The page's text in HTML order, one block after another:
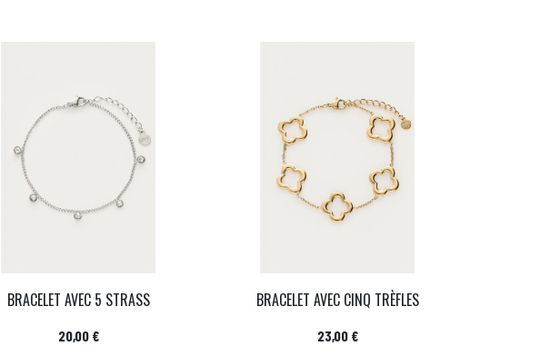
BRACELET AVEC 5 STRASS
Prix
20,00 €
BRACELET AVEC CINQ TRÈFLES
Prix
23,00 €